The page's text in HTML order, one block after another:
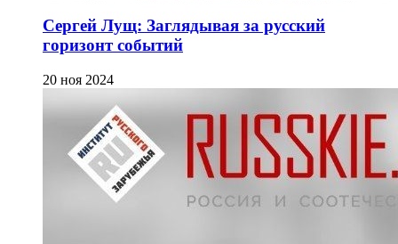
Сергей Лущ: Заглядывая за русский
горизонт событий
20 ноя 2024